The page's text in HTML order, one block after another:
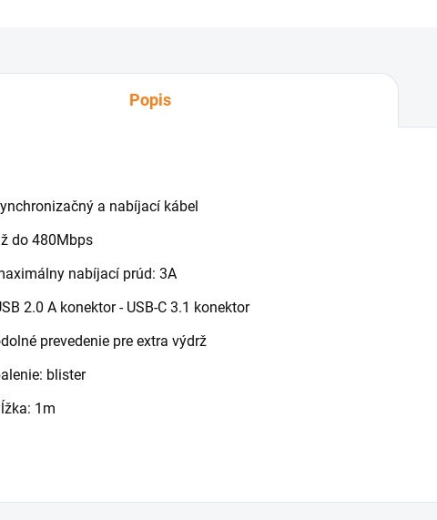
Popis
a nabíjací kábel
do 480Mbps
nabíjací prúd: 3A
2.0 A konektor - USB-C 3.1 konektor
prevedenie pre extra výdrž
blister
1m